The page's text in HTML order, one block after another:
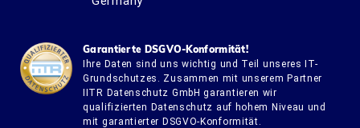
Garantierte DSGVO-Konformität!
Ihre Daten sind uns wichtig und Teil unseres IT-
Grundschutzes. Zusammen mit unserem Partner
IITR Datenschutz GmbH garantieren wir
qualifizierten Datenschutz auf hohem Niveau und
mit garantierter DSGVO-Konformität.